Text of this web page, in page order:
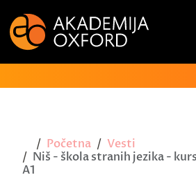
Početna
Vesti
Niš - škola stranih jezika -
A1